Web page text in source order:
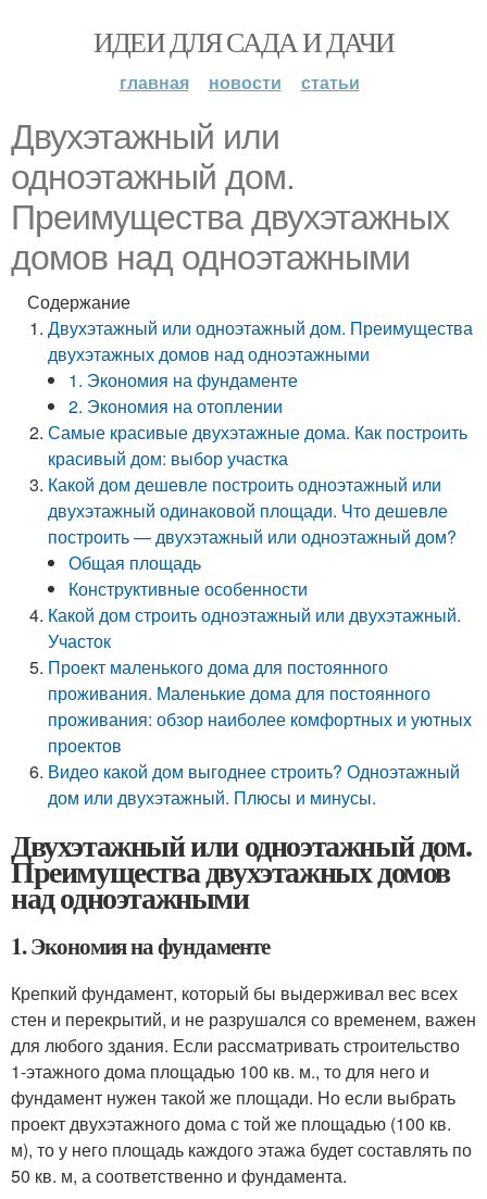
ИДЕИ ДЛЯ САДА И ДАЧИ
главная новости статьи
Двухэтажный или
одноэтажный дом.
Преимущества двухэтажных
домов над одноэтажными
Содержание
Двухэтажный или одноэтажный дом. Преимущества
двухэтажных домов над одноэтажными
1. Экономия на фундаменте
2. Экономия на отоплении
Самые красивые двухэтажные дома. Как построить
красивый дом: выбор участка
Какой дом дешевле построить одноэтажный или
двухэтажный одинаковой площади. Что дешевле
построить — двухэтажный или одноэтажный дом?
Общая площадь
Конструктивные особенности
Какой дом строить одноэтажный или двухэтажный.
Участок
Проект маленького дома для постоянного
проживания. Маленькие дома для постоянного
проживания: обзор наиболее комфортных и уютных
проектов
Видео какой дом выгоднее строить? Одноэтажный
дом или двухэтажный. Плюсы и минусы.
Двухэтажный или одноэтажный дом.
Преимущества двухэтажных домов
над одноэтажными
1. Экономия на фундаменте
Крепкий фундамент, который бы выдерживал вес всех
стен и перекрытий, и не разрушался со временем, важен
для любого здания. Если рассматривать строительство
1-этажного дома площадью 100 кв. м., то для него и
фундамент нужен такой же площади. Но если выбрать
проект двухэтажного дома с той же площадью (100 кв.
м), то у него площадь каждого этажа будет составлять по
50 кв. м, а соответственно и фундамента.